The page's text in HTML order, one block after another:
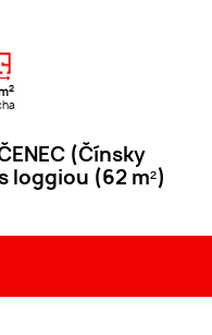
2
(Čínsky
loggiou (62 m²)